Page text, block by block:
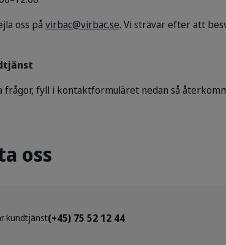
oss på virbac@virbac.se. Vi strävar efter att
frågor, fyll i kontaktformuläret nedan så
oss
kundtjänst(+45) 75 52 12 44